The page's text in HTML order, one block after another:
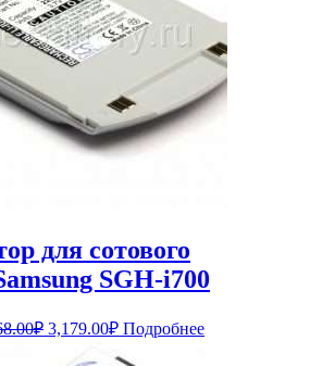
для сотового
SGH-i700
₽ Первоначальная
3,179.00₽Текущая
цена:
Подробнее